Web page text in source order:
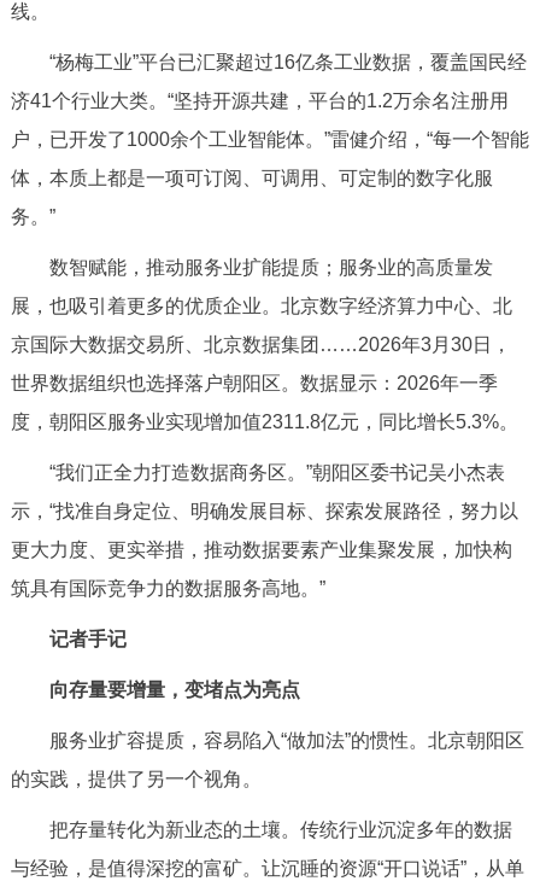
线。
“杨梅工业”平台已汇聚超过16亿条工业数据，覆盖国民经
济41个行业大类。“坚持开源共建，平台的1.2万余名注册用
户，已开发了1000余个工业智能体。”雷健介绍，“每一个智能
体，本质上都是一项可订阅、可调用、可定制的数字化服
务。”
数智赋能，推动服务业扩能提质；服务业的高质量发
展，也吸引着更多的优质企业。北京数字经济算力中心、北
京国际大数据交易所、北京数据集团……2026年3月30日，
世界数据组织也选择落户朝阳区。数据显示：2026年一季
度，朝阳区服务业实现增加值2311.8亿元，同比增长5.3%。
“我们正全力打造数据商务区。”朝阳区委书记吴小杰表
示，“找准自身定位、明确发展目标、探索发展路径，努力以
更大力度、更实举措，推动数据要素产业集聚发展，加快构
筑具有国际竞争力的数据服务高地。”
记者手记
向存量要增量，变堵点为亮点
服务业扩容提质，容易陷入“做加法”的惯性。北京朝阳区
的实践，提供了另一个视角。
把存量转化为新业态的土壤。传统行业沉淀多年的数据
与经验，是值得深挖的富矿。让沉睡的资源“开口说话”，从单